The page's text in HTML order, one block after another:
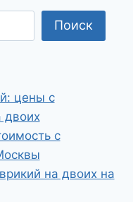
Поиск
цены с
двоих
с
на двоих на